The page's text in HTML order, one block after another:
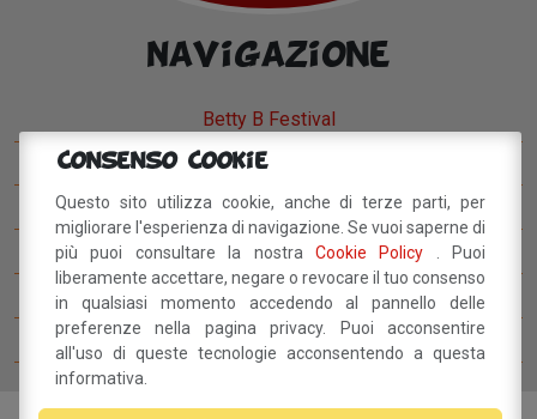
Navigazione
Betty B Festival
I concorsi del BettyB Festival
Come arrivare al BettyB Festival
Il Betty Blog
Ospiti del Betty B Festival
Comitato del festival
Consenso Cookie
Questo sito utilizza cookie, anche di terze parti, per
migliorare l'esperienza di navigazione. Se vuoi saperne di
più puoi consultare la nostra Cookie Policy
. Puoi
liberamente accettare, negare o revocare il tuo consenso
in qualsiasi momento accedendo al pannello delle
preferenze nella pagina privacy. Puoi acconsentire
all'uso di queste tecnologie acconsentendo a questa
informativa.